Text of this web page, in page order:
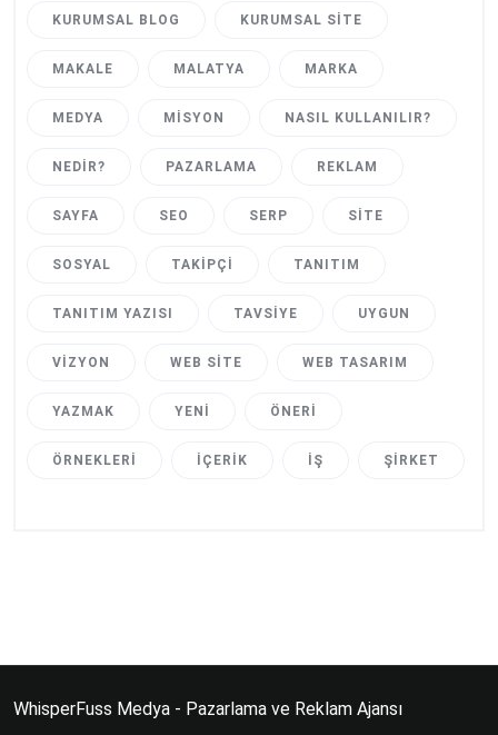
KURUMSAL BLOG KURUMSAL SITE
MAKALE MALATYA MARKA
MEDYA MISYON NASIL KULLANILIR?
NEDIR? PAZARLAMA REKLAM
SAYFA SEO SERP SITE
SOSYAL TAKIPÇI TANITIM
TANITIM YAZISI TAVSIYE UYGUN
VIZYON WEB SITE WEB TASARIM
YAZMAK YENI ÖNERI
ÖRNEKLERI İÇERIK İŞ ŞIRKET
WhisperFuss Medya - Pazarlama ve Reklam Ajansı